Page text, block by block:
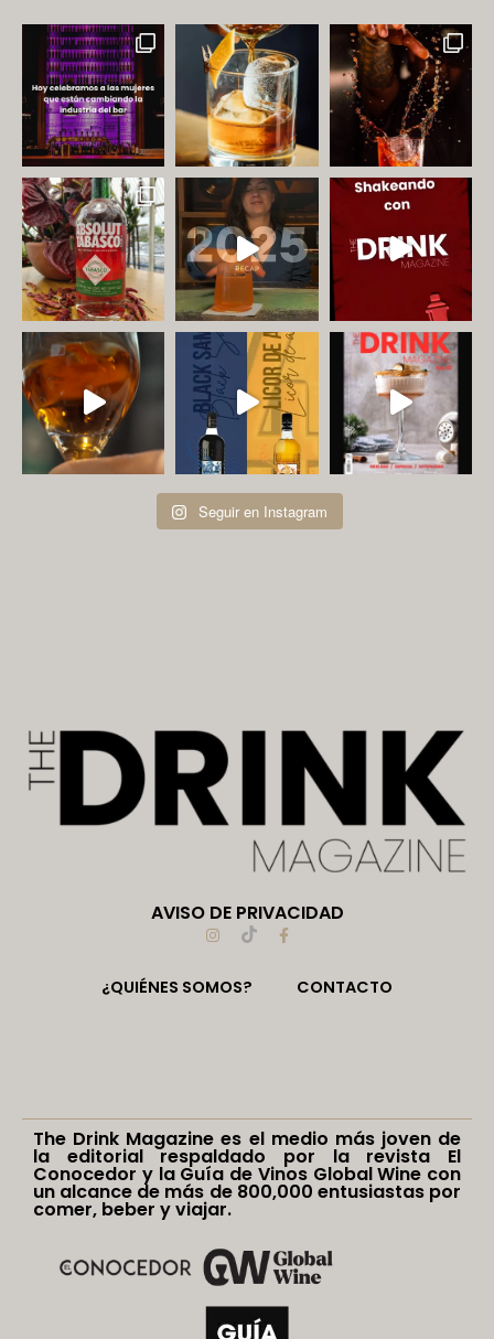
Seguir en Instagram
AVISO DE PRIVACIDAD
¿QUIÉNES SOMOS? CONTACTO
The Drink Magazine es el medio más joven de
la editorial respaldado por la revista El
Conocedor y la Guía de Vinos Global Wine con
un alcance de más de 800,000 entusiastas por
comer, beber y viajar.